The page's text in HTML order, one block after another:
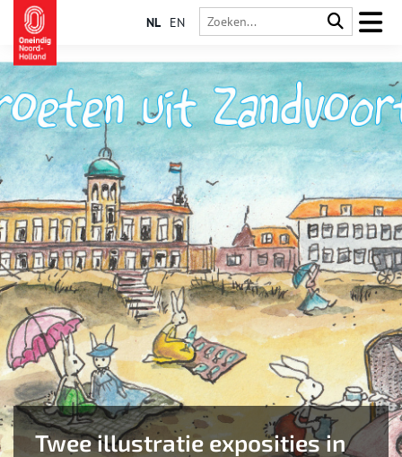
NL EN
Twee illustratie exposities in